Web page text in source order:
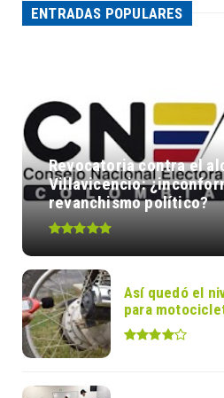
ENTRADAS POPULARES
Revocatoria contra el
Villavicencio:
revanchismo político?
Así quedó el
para